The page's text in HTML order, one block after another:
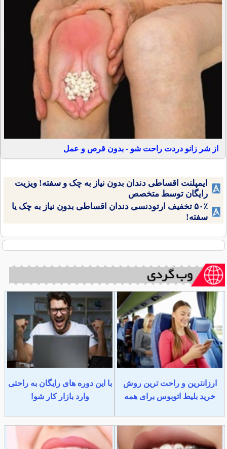
از شر زانو دردت راحت شو - بدون قرص و عمل
ایمپلنت اقساطی دندان بدون نیاز به چک و سفته! ویزیت
رایگان توسط متخصص
۵۰٪ تخفیف ارتودنسی دندان اقساطی بدون نیاز به چک یا
سفته!
ارزانترین و راحت ترین روش
خرید بلیط اتوبوس برای همه
با این دوره های رایگان به راحتی
وارد بازار کار شو!